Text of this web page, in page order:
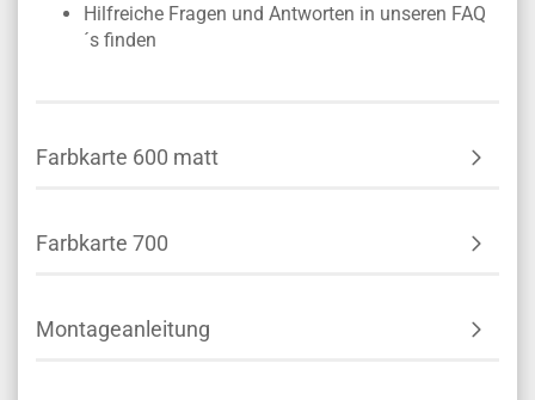
Hilfreiche Fragen und Antworten in unseren FAQ
´s finden
Farbkarte 600 matt
Farbkarte 700
Montageanleitung